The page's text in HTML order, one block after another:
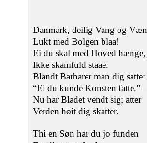
Danmark, deilig Vang og
Lukt med Bolgen blaa!
Ei du skal med Hoved hænge,
Ikke skamfuld staae.
Blandt Barbarer man dig satte:
“Ei du kunde Konsten fatte.”
Nu har Bladet vendt sig; atter
Verden høit dig skatter.
Thi en Søn har du jo funden